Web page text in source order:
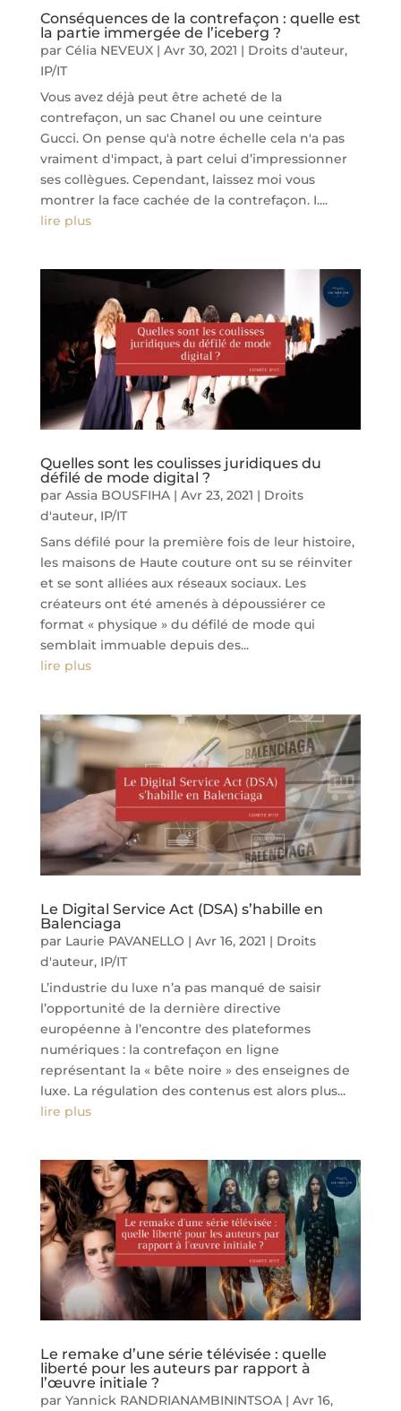
Conséquences de la contrefaçon : quelle est
la partie immergée de l’iceberg ?
par Célia NEVEUX| Avr 30, 2021 | Droits d'auteur,
IP/IT
Vous avez déjà peut être acheté de la
contrefaçon, un sac Chanel ou une ceinture
Gucci. On pense qu'à notre échelle cela n'a pas
vraiment d'impact, à part celui d’impressionner
ses collègues. Cependant, laissez moi vous
montrer la face cachée de la contrefaçon. I....
lire plus
Quelles sont les coulisses juridiques du
défilé de mode digital ?
par Assia BOUSFIHA| Avr 23, 2021 | Droits
d'auteur, IP/IT
Sans défilé pour la première fois de leur histoire,
les maisons de Haute couture ont su se réinviter
et se sont alliées aux réseaux sociaux. Les
créateurs ont été amenés à dépoussiérer ce
format « physique » du défilé de mode qui
semblait immuable depuis des...
lire plus
Le Digital Service Act (DSA) s’habille en
Balenciaga
par Laurie PAVANELLO | Avr 16, 2021 | Droits
d'auteur, IP/IT
L’industrie du luxe n’a pas manqué de saisir
l’opportunité de la dernière directive
européenne à l’encontre des plateformes
numériques : la contrefaçon en ligne
représentant la « bête noire » des enseignes de
luxe. La régulation des contenus est alors plus...
lire plus
Le remake d’une série télévisée : quelle
liberté pour les auteurs par rapport à
l’œuvre initiale ?
par Yannick RANDRIANAMBININTSOA| Avr 16,